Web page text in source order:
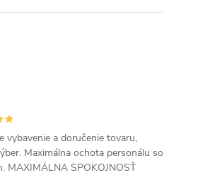
vybavenie a doručenie tovaru,
Maximálna ochota personálu so
MAXIMÁLNA SPOKOJNOSŤ